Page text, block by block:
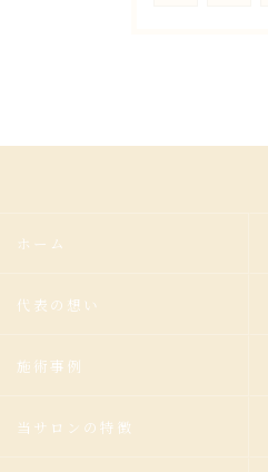
ホーム
代表の想い
施術事例
当サロンの特徴